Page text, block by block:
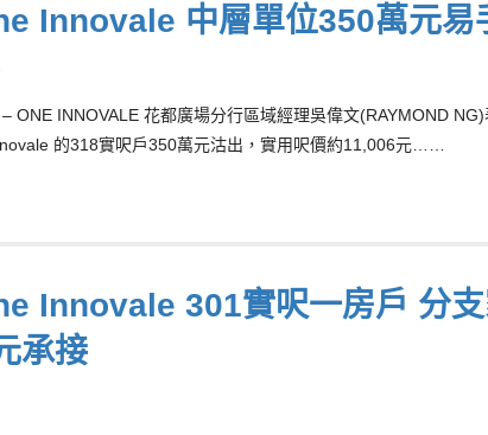
Innovale 中層單位350萬元易
ONE INNOVALE 花都廣場分行區域經理吳偉文(RAYMOND
的318實呎戶350萬元沽出，實用呎價約11,006元……
Innovale 301實呎一房戶 分
承接